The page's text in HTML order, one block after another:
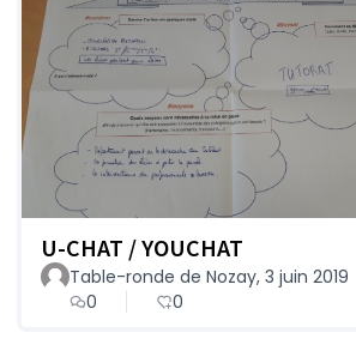
U-CHAT / YOUCHAT
Table-ronde de Nozay, 3 juin 2019
0
0